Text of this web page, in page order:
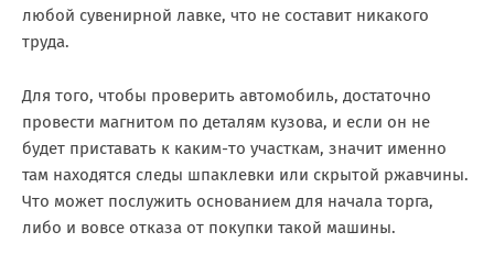
любой сувенирной лавке, что не составит никакого
труда.
Для того, чтобы проверить автомобиль, достаточно
провести магнитом по деталям кузова, и если он не
будет приставать к каким-то участкам, значит именно
там находятся следы шпаклевки или скрытой ржавчины.
Что может послужить основанием для начала торга,
либо и вовсе отказа от покупки такой машины.